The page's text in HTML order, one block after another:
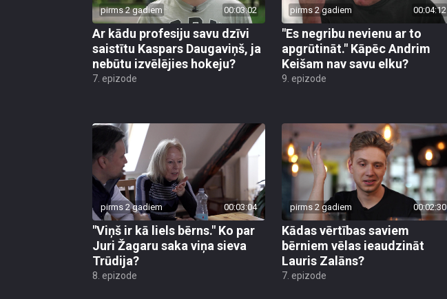
pirms 2 gadiem 00:03:02
Ar kādu profesiju savu dzīvi
saistītu Kaspars Daugaviņš, ja
nebūtu izvēlējies hokeju?
7. epizode
pirms 2 gadiem 00:04:12
"Es negribu nevienu ar to
apgrūtināt." Kāpēc Andrim
Keišam nav savu elku?
9. epizode
pirms 2 gadiem 00:03:04
"Viņš ir kā liels bērns." Ko par
Juri Žagaru saka viņa sieva
Trūdija?
8. epizode
pirms 2 gadiem 00:02:30
Kādas vērtības saviem
bērniem vēlas ieaudzināt
Lauris Zalāns?
7. epizode